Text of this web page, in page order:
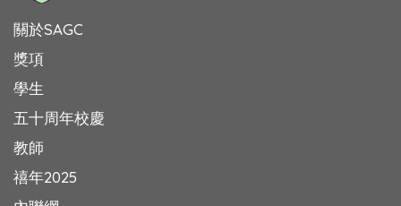
關於SAGC
獎項
學生
五十周年校慶
教師
禧年2025